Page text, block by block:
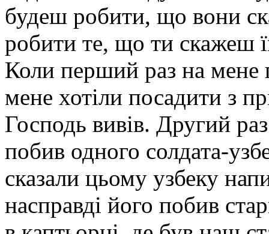
будеш робити, що вони
робити те, що ти скажеш
Коли перший раз на мене
мене хотіли посадити з
Господь вивів. Другий
побив одного солдата-
сказали цьому узбеку
насправді його побив